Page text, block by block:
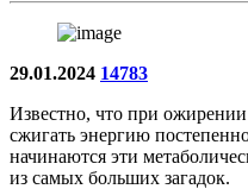
29.01.2024 14783
Известно, что при
сжигать энергию
начинаются эти
из самых больших загадок.